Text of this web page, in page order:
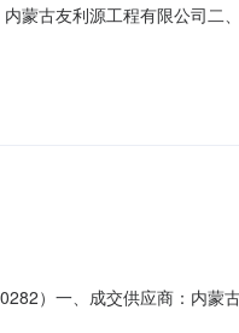
蒙古友利源工程有限公司二
责受理采购异议；采购人采
能源集团有限公司联系电话：
）一、成交供应商：内蒙